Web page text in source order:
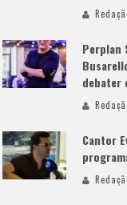
Perplan
debater
Cantor